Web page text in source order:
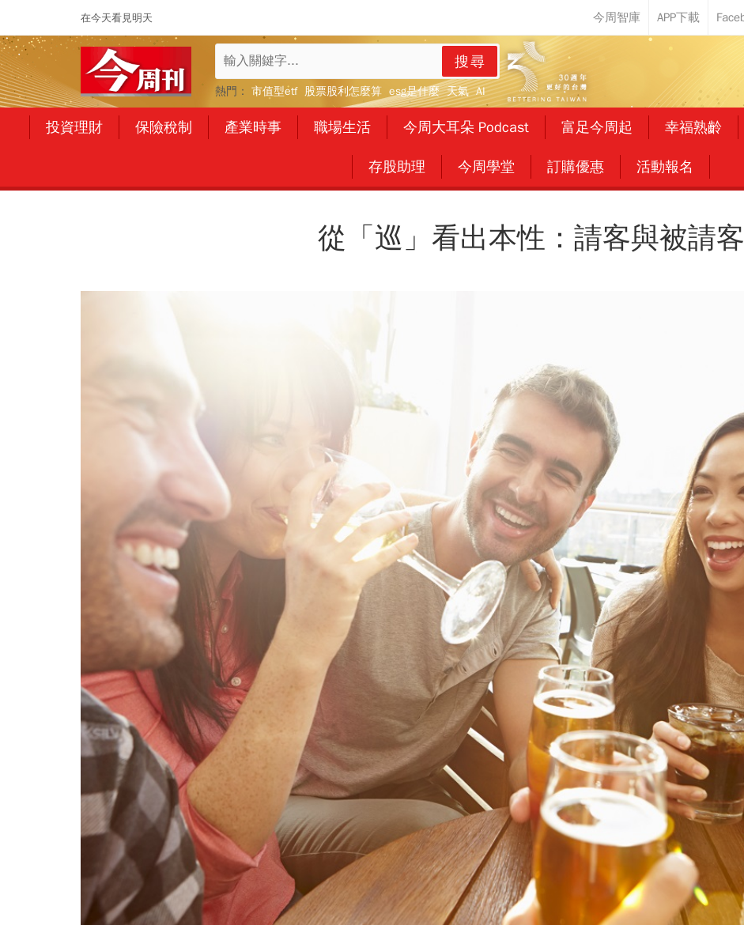
在今天看見明天
搜尋
熱門： 市值型etf 股票股利怎麼算 esg是什麼 天氣 AI
投資理財 保險稅制 產業時事 職場生活 今周大耳朵 Podcast 富足今周起 幸福熟齡
存股助理 今周學堂 訂購優惠 活動報名
從「巡」看出本性：請客與被請客